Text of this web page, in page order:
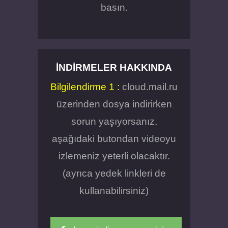
basın.
İNDIRMELER HAKKINDA
Bilgilendirme 1 : cloud.mail.ru
üzerinden dosya indirirken
sorun yaşıyorsanız,
aşağıdaki butondan videoyu
izlemeniz yeterli olacaktır.
(ayrıca yedek linkleri de
kullanabilirsiniz)